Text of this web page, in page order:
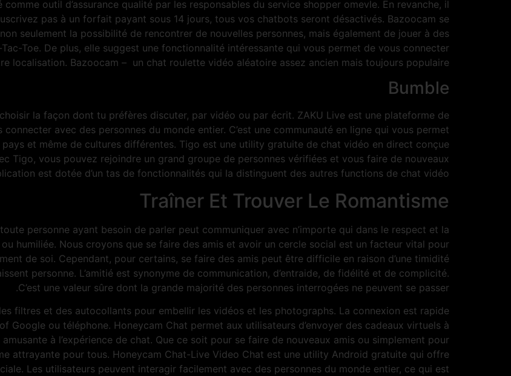
outil d’assurance qualité par les responsables du service shopper omevle. En revanche, il
pas à un forfait payant sous 14 jours, tous vos chatbots seront désactivés. Bazoocam se
seulement la possibilité de rencontrer de nouvelles personnes, mais également de jouer à des
Toe. De plus, elle suggest une fonctionnalité intéressante qui vous permet de vous connecter
localisation. Bazoocam – un chat roulette vidéo aléatoire assez ancien mais toujours populaire.
Bumble
la façon dont tu préfères discuter, par vidéo ou par écrit. ZAKU Live est une plateforme de
avec des personnes du monde entier. C’est une communauté en ligne qui vous permet
pays et même de cultures différentes. Tigo est une utility gratuite de chat vidéo en direct conçue
Tigo, vous pouvez rejoindre un grand groupe de personnes vérifiées et vous faire de nouveaux
est dotée d’un tas de fonctionnalités qui la distinguent des autres functions de chat vidéo.
Traîner Et Trouver Le Romantisme
personne ayant besoin de parler peut communiquer avec n’importe qui dans le respect et la
humiliée. Nous croyons que se faire des amis et avoir un cercle social est un facteur vital pour
de soi. Cependant, pour certains, se faire des amis peut être difficile en raison d’une timidité
personne. L’amitié est synonyme de communication, d’entraide, de fidélité et de complicité.
C’est une valeur sûre dont la grande majorité des personnes interrogées ne peuvent se passer.
filtres et des autocollants pour embellir les vidéos et les photographs. La connexion est rapide
Google ou téléphone. Honeycam Chat permet aux utilisateurs d’envoyer des cadeaux virtuels à
à l’expérience de chat. Que ce soit pour se faire de nouveaux amis ou simplement pour
attrayante pour tous. Honeycam Chat-Live Video Chat est une utility Android gratuite qui offre
Les utilisateurs peuvent interagir facilement avec des personnes du monde entier, ce qui est